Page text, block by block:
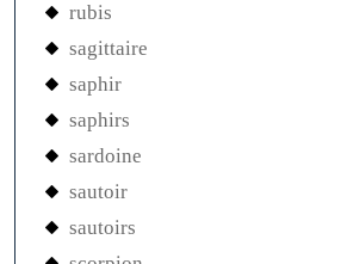
rubis
sagittaire
saphir
saphirs
sardoine
sautoir
sautoirs